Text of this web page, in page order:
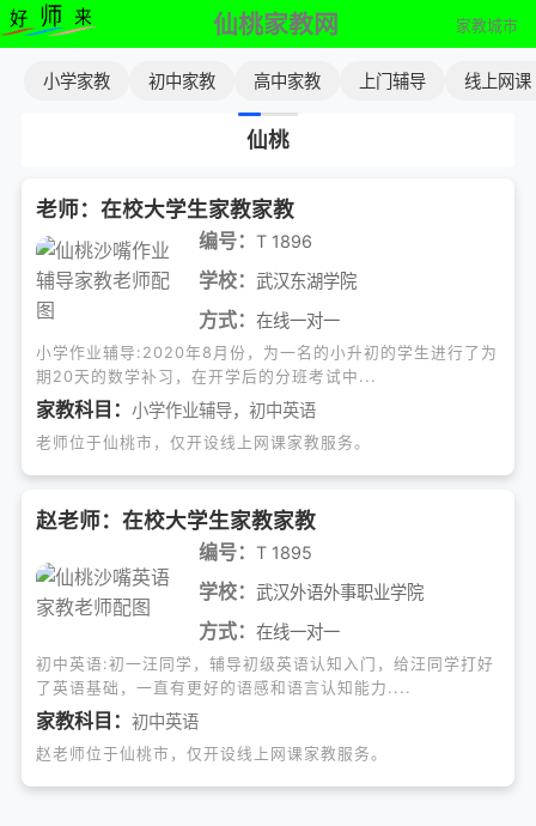
仙桃家教网 家教城市
小学家教 初中家教 高中家教 上门辅导 线上网课
仙桃
老师：在校大学生家教家教
编号： T 1896
学校： 武汉东湖学院
方式： 在线一对一
小学作业辅导:2020年8月份，为一名的小升初的学生进行了为
期20天的数学补习，在开学后的分班考试中...
家教科目： 小学作业辅导， 初中英语
老师位于仙桃市，仅开设线上网课家教服务。
赵老师：在校大学生家教家教
编号： T 1895
学校： 武汉外语外事职业学院
方式： 在线一对一
初中英语:初一汪同学，辅导初级英语认知入门，给汪同学打好
了英语基础，一直有更好的语感和语言认知能力....
家教科目： 初中英语
赵老师位于仙桃市，仅开设线上网课家教服务。